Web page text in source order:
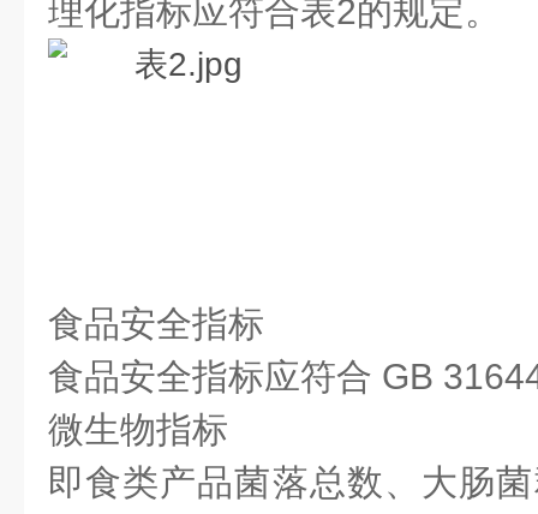
理化指标应符合表2的规定。
食品安全指标
食品安全指标应符合 GB
微生物指标
即食类产品菌落总数、大肠